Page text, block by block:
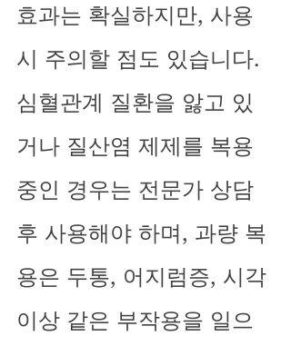
효과는 확실하지만, 사용
시 주의할 점도 있습니다.
심혈관계 질환을 앓고 있
거나 질산염 제제를 복용
중인 경우는 전문가 상담
후 사용해야 하며, 과량 복
용은 두통, 어지럼증, 시각
이상 같은 부작용을 일으